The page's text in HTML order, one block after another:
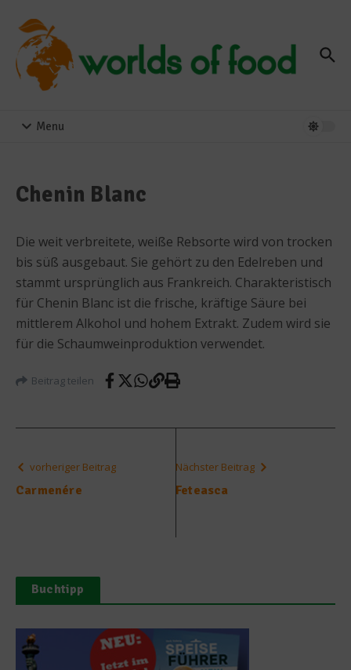
Menu
Chenin Blanc
Die weit verbreitete, weiße Rebsorte wird von trocken
bis süß ausgebaut. Sie gehört zu den Edelreben und
stammt ursprünglich aus Frankreich. Charakteristisch
für Chenin Blanc ist die frische, kräftige Säure bei
mittlerem Alkohol und hohem Extrakt. Zudem wird sie
für die Schaumweinproduktion verwendet.
Beitrag teilen
vorheriger Beitrag
Carmenére
Nächster Beitrag
Feteasca
Buchtipp